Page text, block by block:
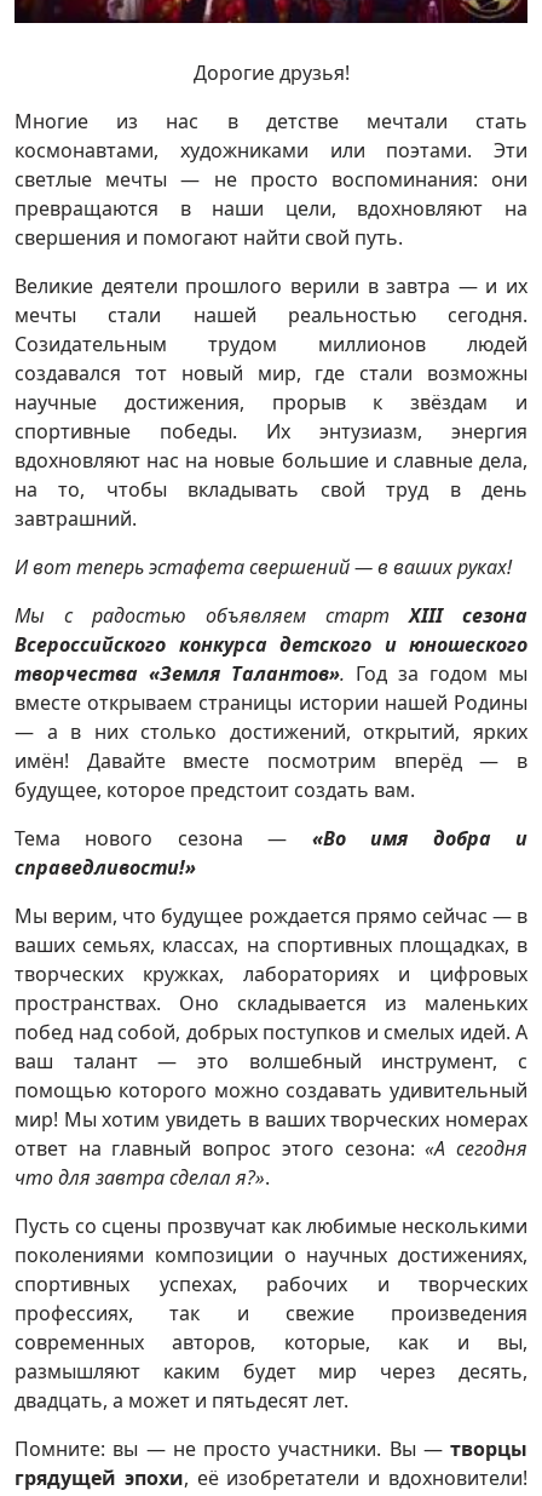
Дорогие друзья!
Многие из нас в детстве мечтали стать
космонавтами, художниками или поэтами. Эти
светлые мечты — не просто воспоминания: они
превращаются в наши цели, вдохновляют на
свершения и помогают найти свой путь.
Великие деятели прошлого верили в завтра — и их
мечты стали нашей реальностью сегодня.
Созидательным трудом миллионов людей
создавался тот новый мир, где стали возможны
научные достижения, прорыв к звёздам и
спортивные победы. Их энтузиазм, энергия
вдохновляют нас на новые большие и славные дела,
на то, чтобы вкладывать свой труд в день
завтрашний.
И вот теперь эстафета свершений — в ваших руках!
Мы с радостью объявляем стартXIII сезона
Всероссийского конкурса детского и юношеского
творчества «Земля Талантов». Год за годом мы
вместе открываем страницы истории нашей Родины
— а в них столько достижений, открытий, ярких
имён! Давайте вместе посмотрим вперёд — в
будущее, которое предстоит создать вам.
Тема нового сезона — «Во имя добра и
справедливости!»
Мы верим, что будущее рождается прямо сейчас — в
ваших семьях, классах, на спортивных площадках, в
творческих кружках, лабораториях и цифровых
пространствах. Оно складывается из маленьких
побед над собой, добрых поступков и смелых идей. А
ваш талант — это волшебный инструмент, с
помощью которого можно создавать удивительный
мир! Мы хотим увидеть в ваших творческих номерах
ответ на главный вопрос этого сезона:«А сегодня
что для завтра сделал я?».
Пусть со сцены прозвучат как любимые несколькими
поколениями композиции о научных достижениях,
спортивных успехах, рабочих и творческих
профессиях, так и свежие произведения
современных авторов, которые, как и вы,
размышляют каким будет мир через десять,
двадцать, а может и пятьдесят лет.
Помните: вы — не просто участники. Вы — творцы
грядущей эпохи, её изобретатели и вдохновители!